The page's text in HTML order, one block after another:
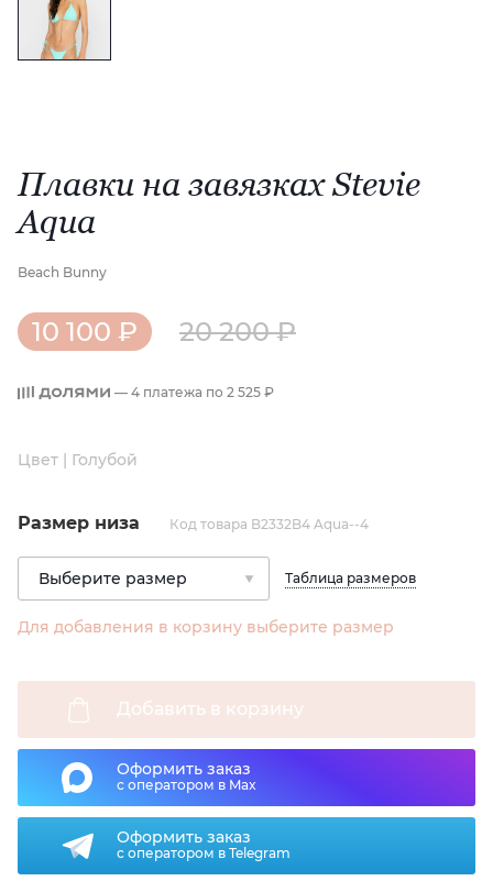
Плавки на завязках Stevie
Aqua
Beach Bunny
10 100 ₽ 20 200 ₽
— 4 платежа по 2 525 ₽
Цвет | Голубой
Размер низа Код товара B2332B4 Aqua--4
Таблица размеров
Для добавления в корзину выберите размер
Добавить в корзину
Оформить заказ
с оператором в Max
Оформить заказ
с оператором в Telegram